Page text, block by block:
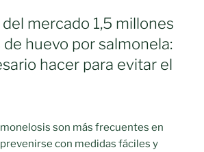
mercado 1,5 millones
huevo por salmonela:
hacer para evitar el
son más frecuentes en
con medidas fáciles y